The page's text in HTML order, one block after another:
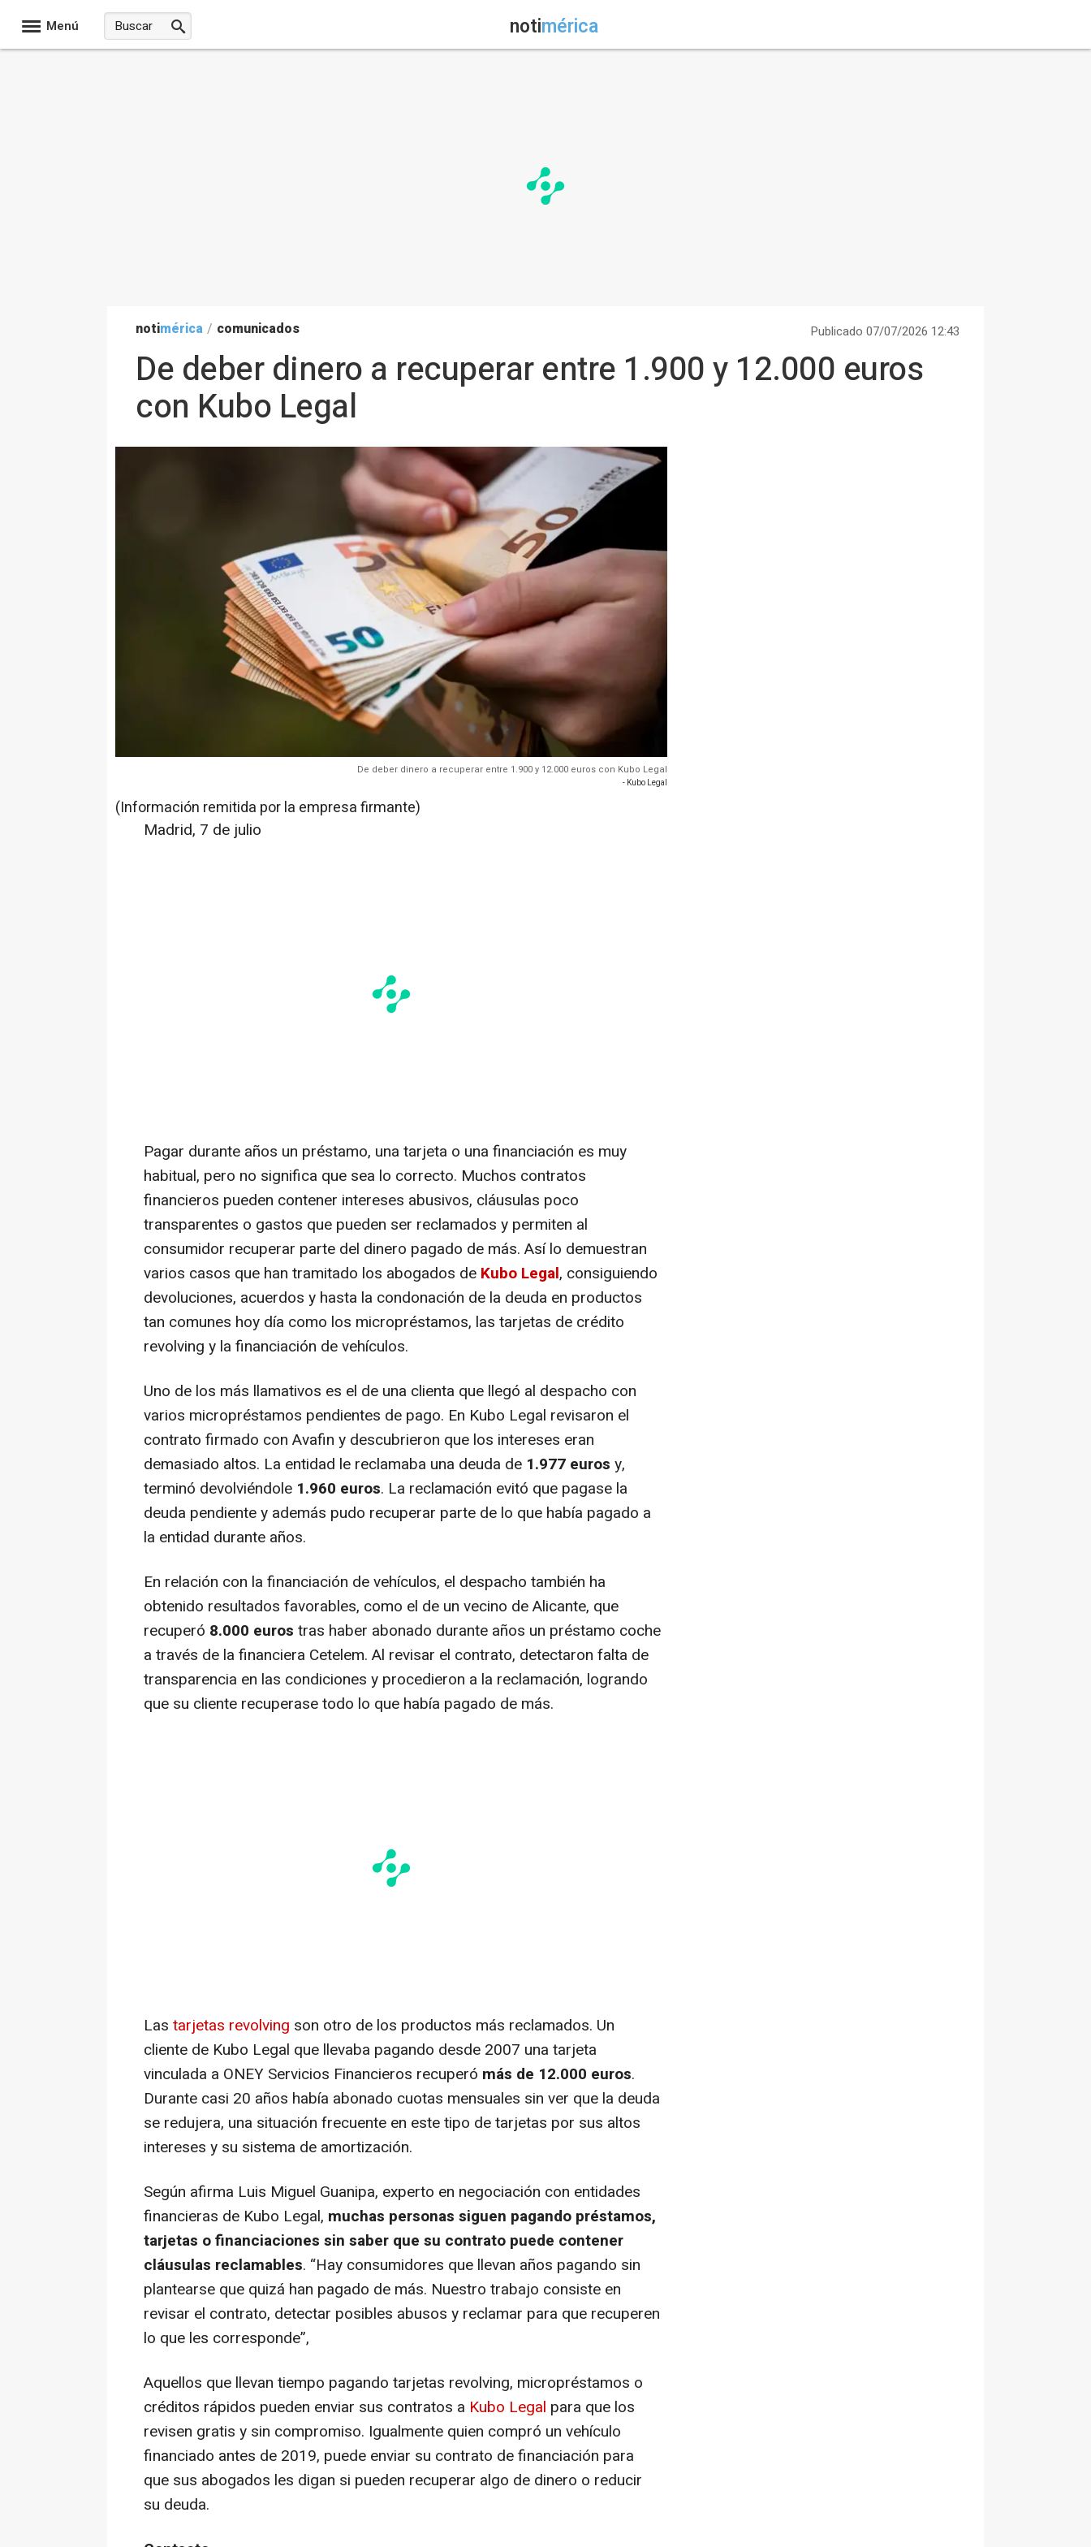
Menú notimérica
notimérica / comunicados Publicado 07/07/2026 12:43
De deber dinero a recuperar entre 1.900 y 12.000 euros
con Kubo Legal
De deber dinero a recuperar entre 1.900 y 12.000 euros con Kubo Legal
- Kubo Legal
(Información remitida por la empresa firmante)
Madrid, 7 de julio
Pagar durante años un préstamo, una tarjeta o una financiación es muy
habitual, pero no significa que sea lo correcto. Muchos contratos
financieros pueden contener intereses abusivos, cláusulas poco
transparentes o gastos que pueden ser reclamados y permiten al
consumidor recuperar parte del dinero pagado de más. Así lo demuestran
varios casos que han tramitado los abogados de Kubo Legal, consiguiendo
devoluciones, acuerdos y hasta la condonación de la deuda en productos
tan comunes hoy día como los micropréstamos, las tarjetas de crédito
revolving y la financiación de vehículos.
Uno de los más llamativos es el de una clienta que llegó al despacho con
varios micropréstamos pendientes de pago. En Kubo Legal revisaron el
contrato firmado con Avafin y descubrieron que los intereses eran
demasiado altos. La entidad le reclamaba una deuda de 1.977 euros y,
terminó devolviéndole 1.960 euros. La reclamación evitó que pagase la
deuda pendiente y además pudo recuperar parte de lo que había pagado a
la entidad durante años.
En relación con la financiación de vehículos, el despacho también ha
obtenido resultados favorables, como el de un vecino de Alicante, que
recuperó 8.000 euros tras haber abonado durante años un préstamo coche
a través de la financiera Cetelem. Al revisar el contrato, detectaron falta de
transparencia en las condiciones y procedieron a la reclamación, logrando
que su cliente recuperase todo lo que había pagado de más.
Las tarjetas revolving son otro de los productos más reclamados. Un
cliente de Kubo Legal que llevaba pagando desde 2007 una tarjeta
vinculada a ONEY Servicios Financieros recuperó más de 12.000 euros.
Durante casi 20 años había abonado cuotas mensuales sin ver que la deuda
se redujera, una situación frecuente en este tipo de tarjetas por sus altos
intereses y su sistema de amortización.
Según afirma Luis Miguel Guanipa, experto en negociación con entidades
financieras de Kubo Legal, muchas personas siguen pagando préstamos,
tarjetas o financiaciones sin saber que su contrato puede contener
cláusulas reclamables. “Hay consumidores que llevan años pagando sin
plantearse que quizá han pagado de más. Nuestro trabajo consiste en
revisar el contrato, detectar posibles abusos y reclamar para que recuperen
lo que les corresponde”,
Aquellos que llevan tiempo pagando tarjetas revolving, micropréstamos o
créditos rápidos pueden enviar sus contratos a Kubo Legal para que los
revisen gratis y sin compromiso. Igualmente quien compró un vehículo
financiado antes de 2019, puede enviar su contrato de financiación para
que sus abogados les digan si pueden recuperar algo de dinero o reducir
su deuda.